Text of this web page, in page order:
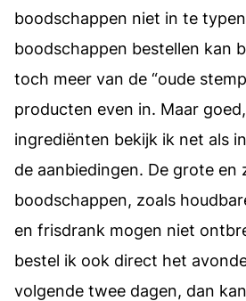
boodschappen niet in te
boodschappen bestellen kan
toch meer van de “oude
producten even in. Maar
ingrediënten bekijk ik net als
de aanbiedingen. De grote en
boodschappen, zoals
en frisdrank mogen niet
bestel ik ook direct het
volgende twee dagen, dan